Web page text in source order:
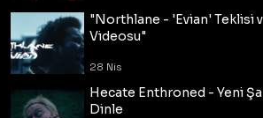
"Northlane - 'Evian' Teklisi
Videosu"
28 Nis
Hecate Enthroned - Yeni
Dinle